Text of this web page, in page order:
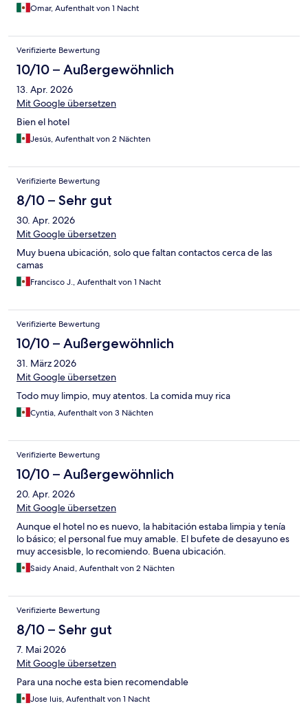
Omar, Aufenthalt von 1 Nacht
Verifizierte Bewertung
10/10 – Außergewöhnlich
13. Apr. 2026
Mit Google übersetzen
Bien el hotel
Jesús, Aufenthalt von 2 Nächten
Verifizierte Bewertung
8/10 – Sehr gut
30. Apr. 2026
Mit Google übersetzen
Muy buena ubicación, solo que faltan contactos cerca de las
camas
Francisco J., Aufenthalt von 1 Nacht
Verifizierte Bewertung
10/10 – Außergewöhnlich
31. März 2026
Mit Google übersetzen
Todo muy limpio, muy atentos. La comida muy rica
Cyntia, Aufenthalt von 3 Nächten
Verifizierte Bewertung
10/10 – Außergewöhnlich
20. Apr. 2026
Mit Google übersetzen
Aunque el hotel no es nuevo, la habitación estaba limpia y tenía
lo básico; el personal fue muy amable. El bufete de desayuno es
muy accesisble, lo recomiendo. Buena ubicación.
Saidy Anaid, Aufenthalt von 2 Nächten
Verifizierte Bewertung
8/10 – Sehr gut
7. Mai 2026
Mit Google übersetzen
Para una noche esta bien recomendable
Jose luis, Aufenthalt von 1 Nacht